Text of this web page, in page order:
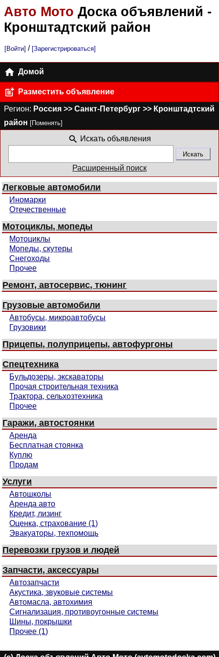
Авто Мото Доска объявлений -
Кронштадтский район
[Войти] / [Зарегистрироваться]
Домой
Разместить объявление
Регион: Россия >> Санкт-Петербург >> Кронштадтский
район [Поменять]
Искать объявления
Расширенный поиск
Легковые автомобили
Иномарки
Отечественные
Мотоциклы, мопеды
Мотоциклы
Мопеды, скутеры
Снегоходы
Прочее
Ремонт, автосервис, тюнинг
Грузовые автомобили
Автобусы, микроавтобусы
Грузовики
Прицепы, полуприцепы, автофургоны
Спецтехника
Бульдозеры, экскаваторы
Прочая строительная техника
Трактора, сельхозтехника
Прочее
Гаражи, автостоянки
Аренда
Бесплатная стоянка
Куплю
Продам
Услуги
Автошколы
Аренда авто
Кредит, лизинг
Оценка, страхование (1)
Эвакуаторы, техпомощь
Перевозки грузов и людей
Запчасти, аксессуары
Автозапчасти
Акустика, звуковые системы
Автомасла, автохимия
Сигнализация, противоугонные системы
Шины, покрышки
Прочее (1)